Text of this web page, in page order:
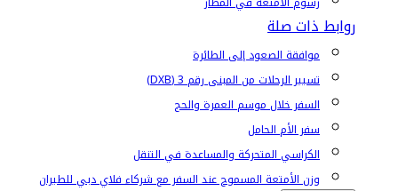
روابط ذات صلة
موافقة الصعود إلى الطائرة
تسيير الرحلات من المبنى رقم 3 (DXB)
السفر خلال موسم العمرة والحج
سفر الأم الحامل
الكراسي المتحركة والمساعدة في التنقل
وزن الأمتعة المسموح عند السفر مع شركاء فلاي دبي للطيران